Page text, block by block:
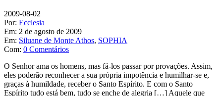
2009-08-02
Por: Ecclesia
Em: 2 de agosto de 2009
Em: Siluane de Monte Athos, SOPHIA
Com: 0 Comentários
O Senhor ama os homens, mas fá-los passar por provações. Assim,
eles poderão reconhecer a sua própria impotência e humilhar-se e,
graças à humildade, receber o Santo Espírito. E com o Santo
Espírito tudo está bem, tudo se enche de alegria […] Aquele que